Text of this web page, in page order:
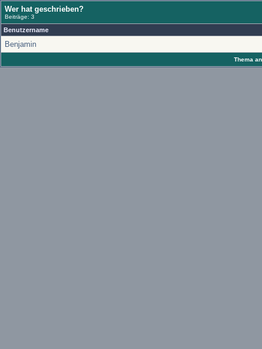
Wer hat geschrieben?
Beiträge: 3
Benutzername
Benjamin
Thema